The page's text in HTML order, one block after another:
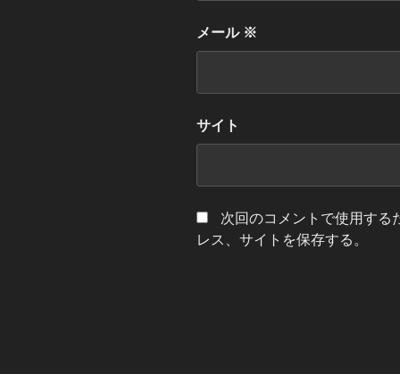
メール ※
サイト
次回のコメントで使用する
レス、サイトを保存する。